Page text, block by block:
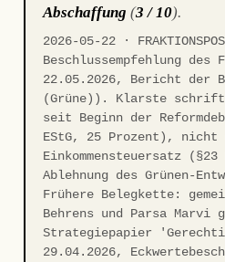
Abschaffung (3 / 10).
2026-05-22 ·
Beschlussempfehlung des
22.05.2026, Bericht der
(Grüne)). Klarste
seit Beginn der
EStG, 25 Prozent), nicht
Einkommensteuersatz
Ablehnung des Grünen-
Frühere Belegkette:
Behrens und Parsa Marvi
Strategiepapier
29.04.2026,